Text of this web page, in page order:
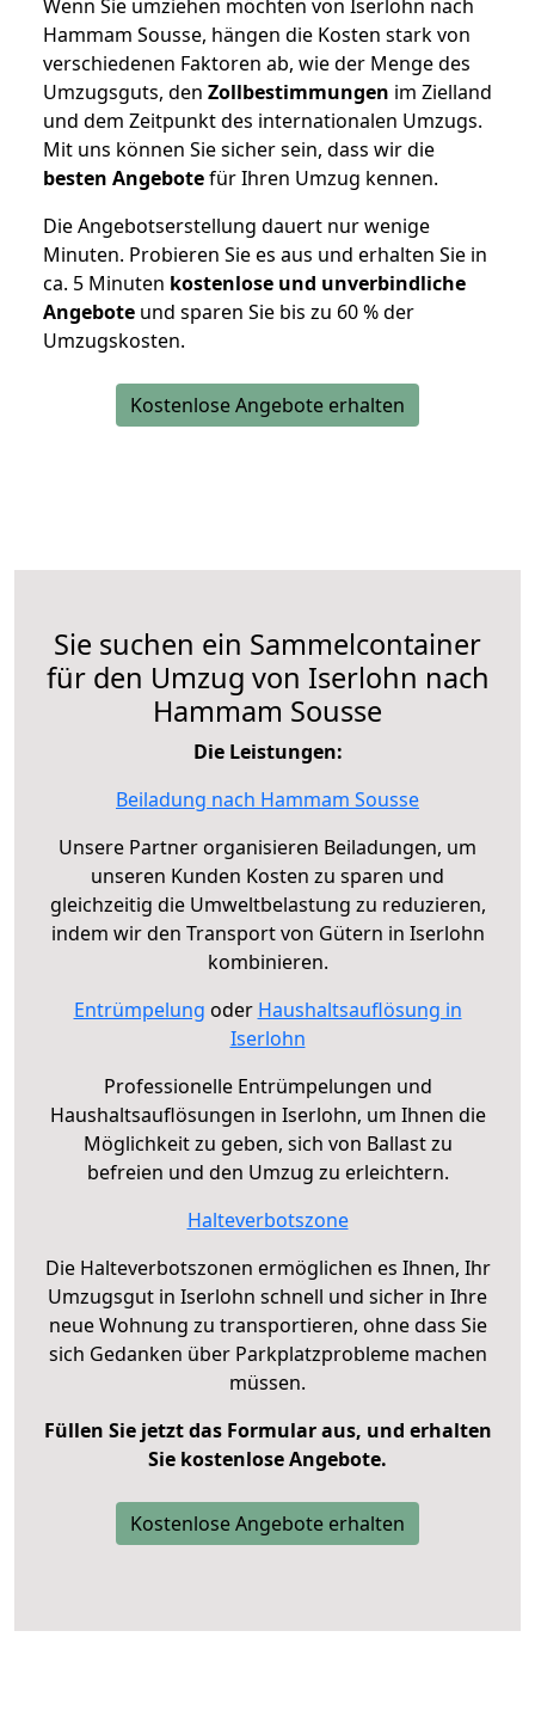
Wenn Sie umziehen möchten von Iserlohn nach
Hammam Sousse, hängen die Kosten stark von
verschiedenen Faktoren ab, wie der Menge des
Umzugsguts, den Zollbestimmungen im Zielland
und dem Zeitpunkt des internationalen Umzugs.
Mit uns können Sie sicher sein, dass wir die
besten Angebotefür Ihren Umzug kennen.
Die Angebotserstellung dauert nur wenige
Minuten. Probieren Sie es aus und erhalten Sie in
ca. 5 Minuten kostenlose und unverbindliche
Angebote und sparen Sie bis zu 60 % der
Umzugskosten.
Kostenlose Angebote erhalten
Sie suchen ein Sammelcontainer
für den Umzug von Iserlohn nach
Hammam Sousse
Die Leistungen:
Beiladung nach Hammam Sousse
Unsere Partner organisieren Beiladungen, um
unseren Kunden Kosten zu sparen und
gleichzeitig die Umweltbelastung zu reduzieren,
indem wir den Transport von Gütern in Iserlohn
kombinieren.
Entrümpelung oder Haushaltsauflösung in
Iserlohn
Professionelle Entrümpelungen und
Haushaltsauflösungen in Iserlohn, um Ihnen die
Möglichkeit zu geben, sich von Ballast zu
befreien und den Umzug zu erleichtern.
Halteverbotszone
Die Halteverbotszonen ermöglichen es Ihnen, Ihr
Umzugsgut in Iserlohn schnell und sicher in Ihre
neue Wohnung zu transportieren, ohne dass Sie
sich Gedanken über Parkplatzprobleme machen
müssen.
Füllen Sie jetzt das Formular aus, und erhalten
Sie kostenlose Angebote.
Kostenlose Angebote erhalten